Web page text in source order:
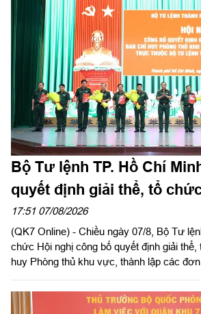
KTQP Lâm Đồng làm trưởng đoàn.
Bộ Tư lệnh TP. Hồ Chí
quyết định giải thể, tổ
huy PTKV, thành lập các
thuộc
17:51 07/08/2026
(QK7 Online) - Chiều ngày 07/8, Bộ Tư
chức Hội nghị công bố quyết định giải
huy Phòng thủ khu vực, thành lập các đơn
Ủy viên Quân ủy Trung ương, Phó Bí thư
Quân khu dự, chỉ đạo hội nghị. Thiếu